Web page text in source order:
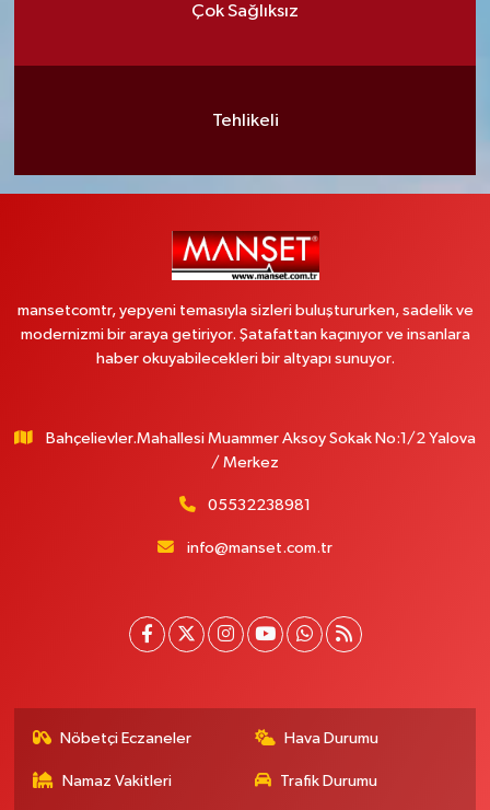
Çok Sağlıksız
Tehlikeli
mansetcomtr, yepyeni temasıyla sizleri buluştururken, sadelik ve
modernizmi bir araya getiriyor. Şatafattan kaçınıyor ve insanlara
haber okuyabilecekleri bir altyapı sunuyor.
Bahçelievler.Mahallesi Muammer Aksoy Sokak No:1/2 Yalova
/ Merkez
05532238981
info@manset.com.tr
Nöbetçi Eczaneler Hava Durumu
Namaz Vakitleri Trafik Durumu